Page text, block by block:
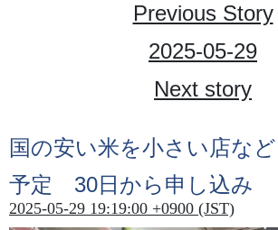
Previous Story
2025-05-29
Next story
国の安い米を小さい店な
予定 30日 から申 し込み
2025-05-29 19:19:00 +0900 (JST)